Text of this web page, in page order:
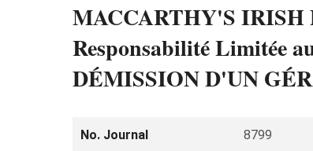
MACCARTHY'S IRISH
Responsabilité Limitée
DÉMISSION D'UN
No. Journal 8799